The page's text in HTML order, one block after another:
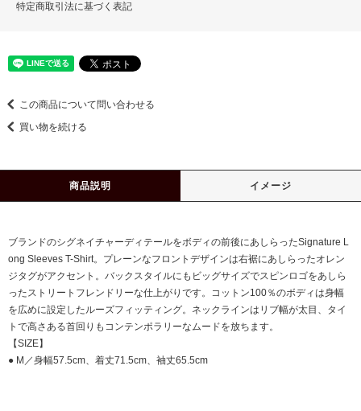
特定商取引法に基づく表記
この商品について問い合わせる
買い物を続ける
商品説明 イメージ
ブランドのシグネイチャーディテールをボディの前後にあしらったSignature L
ong Sleeves T-Shirt。プレーンなフロントデザインは右裾にあしらったオレン
ジタグがアクセント。バックスタイルにもビッグサイズでスピンロゴをあしら
ったストリートフレンドリーな仕上がりです。コットン100％のボディは身幅
を広めに設定したルーズフィッティング。ネックラインはリブ幅が太目、タイ
トで高さある首回りもコンテンポラリーなムードを放ちます。
【SIZE】
● M／身幅57.5cm、着丈71.5cm、袖丈65.5cm